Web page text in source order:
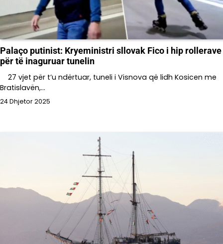
Palaço putinist: Kryeministri sllovak Fico i hip rollerave
për të inaguruar tunelin
27 vjet për t’u ndërtuar, tuneli i Visnova që lidh Kosicen me
Bratislavën,…
24 Dhjetor 2025